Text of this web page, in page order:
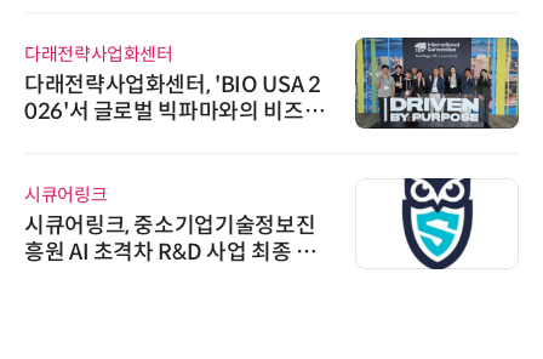
다래전략사업화센터
다래전략사업화센터, 'BIO USA 2
026'서 글로벌 빅파마와의 비즈니
시큐어링크
시큐어링크, 중소기업기술정보진
흥원 AI 초격차 R&D 사업 최종 선